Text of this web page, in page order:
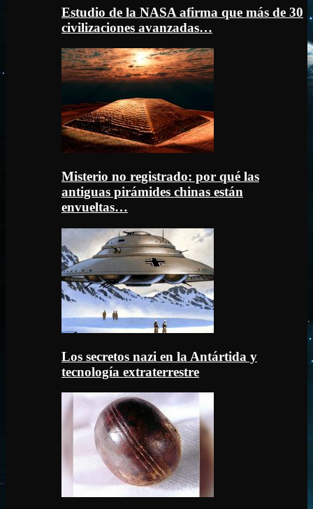
Estudio de la NASA afirma que más de 30
civilizaciones avanzadas…
Misterio no registrado: por qué las
antiguas pirámides chinas están
envueltas…
Los secretos nazi en la Antártida y
tecnología extraterrestre